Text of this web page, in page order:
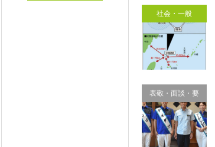
社会・一般
表敬・面談・要
請